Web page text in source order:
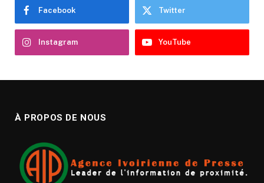
Facebook Twitter
Instagram YouTube
À PROPOS DE NOUS